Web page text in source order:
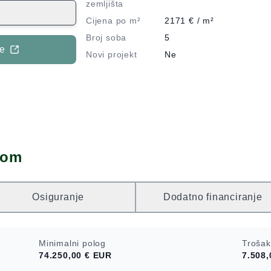
i
površine
vrt te dva
stepenice
s vanjskim
obloženim
zemljišta
Cijena po m² 2171 € / m²
Broj soba
5
Novi projekt
Ne
Osiguranje Dodatno financiranje
Minimalni polog
74.250,00 € EUR